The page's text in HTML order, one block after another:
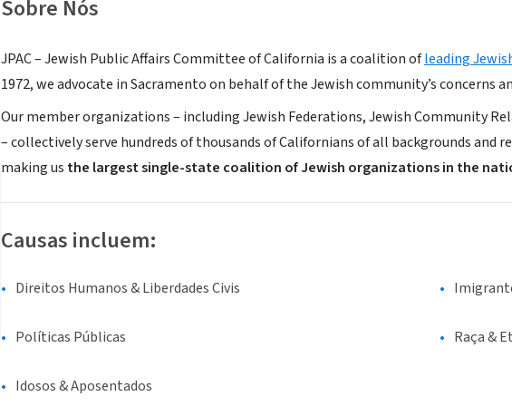
Sobre Nós
JPAC – Jewish Public Affairs Committee of California is a coalition ofleading
1972, we advocate in Sacramento on behalf of the Jewish community’s concerns
Our member organizations – including Jewish Federations, Jewish Community
– collectively serve hundreds of thousands of Californians of all backgrounds and
making us the largest single-state coalition of Jewish organizations in the
Causas incluem:
Direitos Humanos & Liberdades Civis
Políticas Públicas Raça &
Idosos & Aposentados